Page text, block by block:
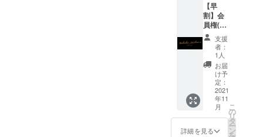
【早
割】会
員権(１
万円相
当) × ペ
アドリ
ンク 1
名様分
(2000円
相当) ※
カード
のデザ
インは
仮とな
支援
者：
1人
お届
け予
定：
2021
年11
月
詳細を見る
こ
の
リ
タ
ー
ン